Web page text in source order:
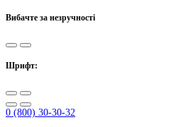
Вибачте за незручності
Шрифт:
0 (800) 30-30-32